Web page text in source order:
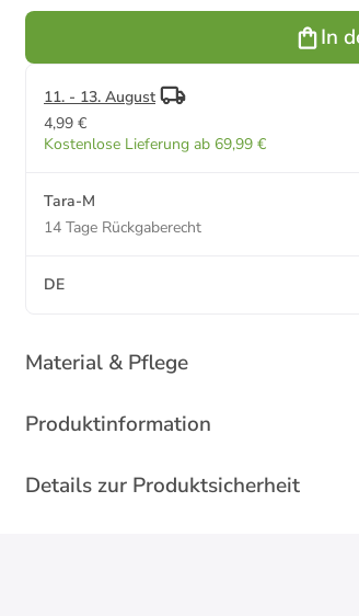
In
11. - 13. August
4,99 €
Kostenlose Lieferung ab 69,99 €
Tara-M
14 Tage Rückgaberecht
DE
Material & Pflege
Produktinformation
Details zur Produktsicherheit